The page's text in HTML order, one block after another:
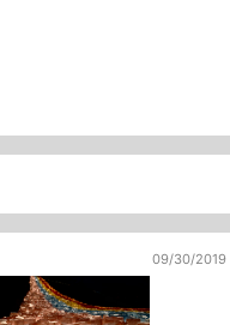
09/30/2019